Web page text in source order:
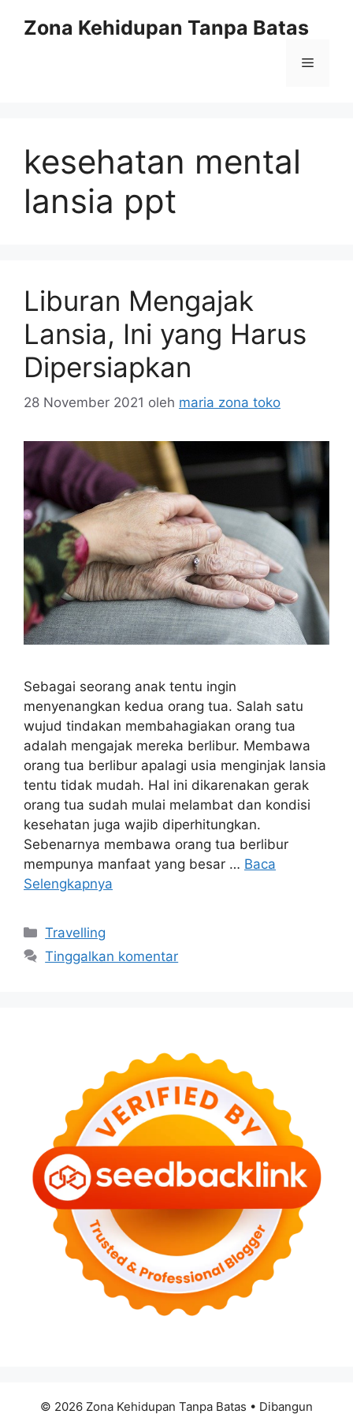
Zona Kehidupan Tanpa Batas
Menu
kesehatan mental
lansia ppt
Liburan Mengajak
Lansia, Ini yang Harus
Dipersiapkan
28 November 2021 oleh maria zona toko
Sebagai seorang anak tentu ingin
menyenangkan kedua orang tua. Salah satu
wujud tindakan membahagiakan orang tua
adalah mengajak mereka berlibur. Membawa
orang tua berlibur apalagi usia menginjak lansia
tentu tidak mudah. Hal ini dikarenakan gerak
orang tua sudah mulai melambat dan kondisi
kesehatan juga wajib diperhitungkan.
Sebenarnya membawa orang tua berlibur
mempunya manfaat yang besar … Baca
Selengkapnya
Kategori
Travelling
Tinggalkan komentar
© 2026 Zona Kehidupan Tanpa Batas • Dibangun